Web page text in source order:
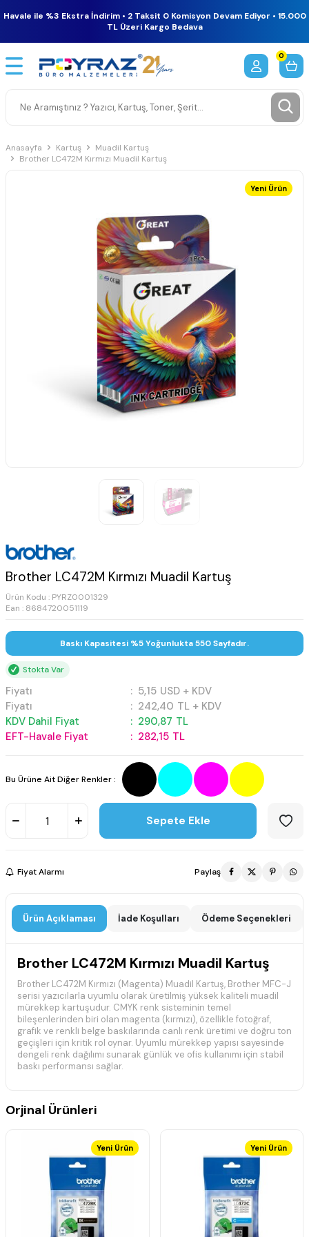
Havale ile %3 Ekstra İndirim • 2 Taksit 0 Komisyon Devam Ediyor • 15.000
TL Üzeri Kargo Bedava
0
Anasayfa Kartuş
Muadil Kartuş
Brother LC472M Kırmızı Muadil Kartuş
Yeni Ürün
Brother LC472M Kırmızı Muadil Kartuş
Ürün Kodu : PYRZ0001329
Ean : 8684720051119
Baskı Kapasitesi %5 Yoğunlukta 550 Sayfadır.
Stokta Var
Fiyatı : 5,15 USD + KDV
Fiyatı
: 242,40 TL + KDV
KDV Dahil Fiyat
: 290,87 TL
EFT-Havale Fiyat
: 282,15 TL
Bu Ürüne Ait Diğer Renkler :
Sepete Ekle
Fiyat Alarmı Paylaş
Ürün Açıklaması İade Koşulları Ödeme Seçenekleri
Brother LC472M Kırmızı Muadil Kartuş
Brother LC472M Kırmızı (Magenta) Muadil Kartuş, Brother MFC-J
serisi yazıcılarla uyumlu olarak üretilmiş yüksek kaliteli muadil
mürekkep kartuşudur. CMYK renk sisteminin temel
bileşenlerinden biri olan magenta (kırmızı), özellikle fotoğraf,
grafik ve renkli belge baskılarında canlı renk üretimi ve doğru ton
geçişleri için kritik rol oynar. Uyumlu mürekkep yapısı sayesinde
dengeli renk dağılımı sunarak günlük ve ofis kullanımı için stabil
baskı performansı sağlar.
baskı kalitesi elde edilmesine yardımcı olur. Kartuş tasarımı,
yazıcı baskı kafası ile uyumlu mürekkep akışı sağlayacak şekilde
Teknik Özellikler
Ürün Kodu: LC472M
Renk: Kırmızı (Magenta)
Ürün Tipi: Muadil Mürekkep Kartuşu
Baskı Teknolojisi: Inkjet (Mürekkep Püskürtmeli)
CMYK renk sisteminin parçasıdır
Canlı ve doğru renk üretimi sağlar
Orjinal Ürünleri
Yeni Ürün Yeni Ürün